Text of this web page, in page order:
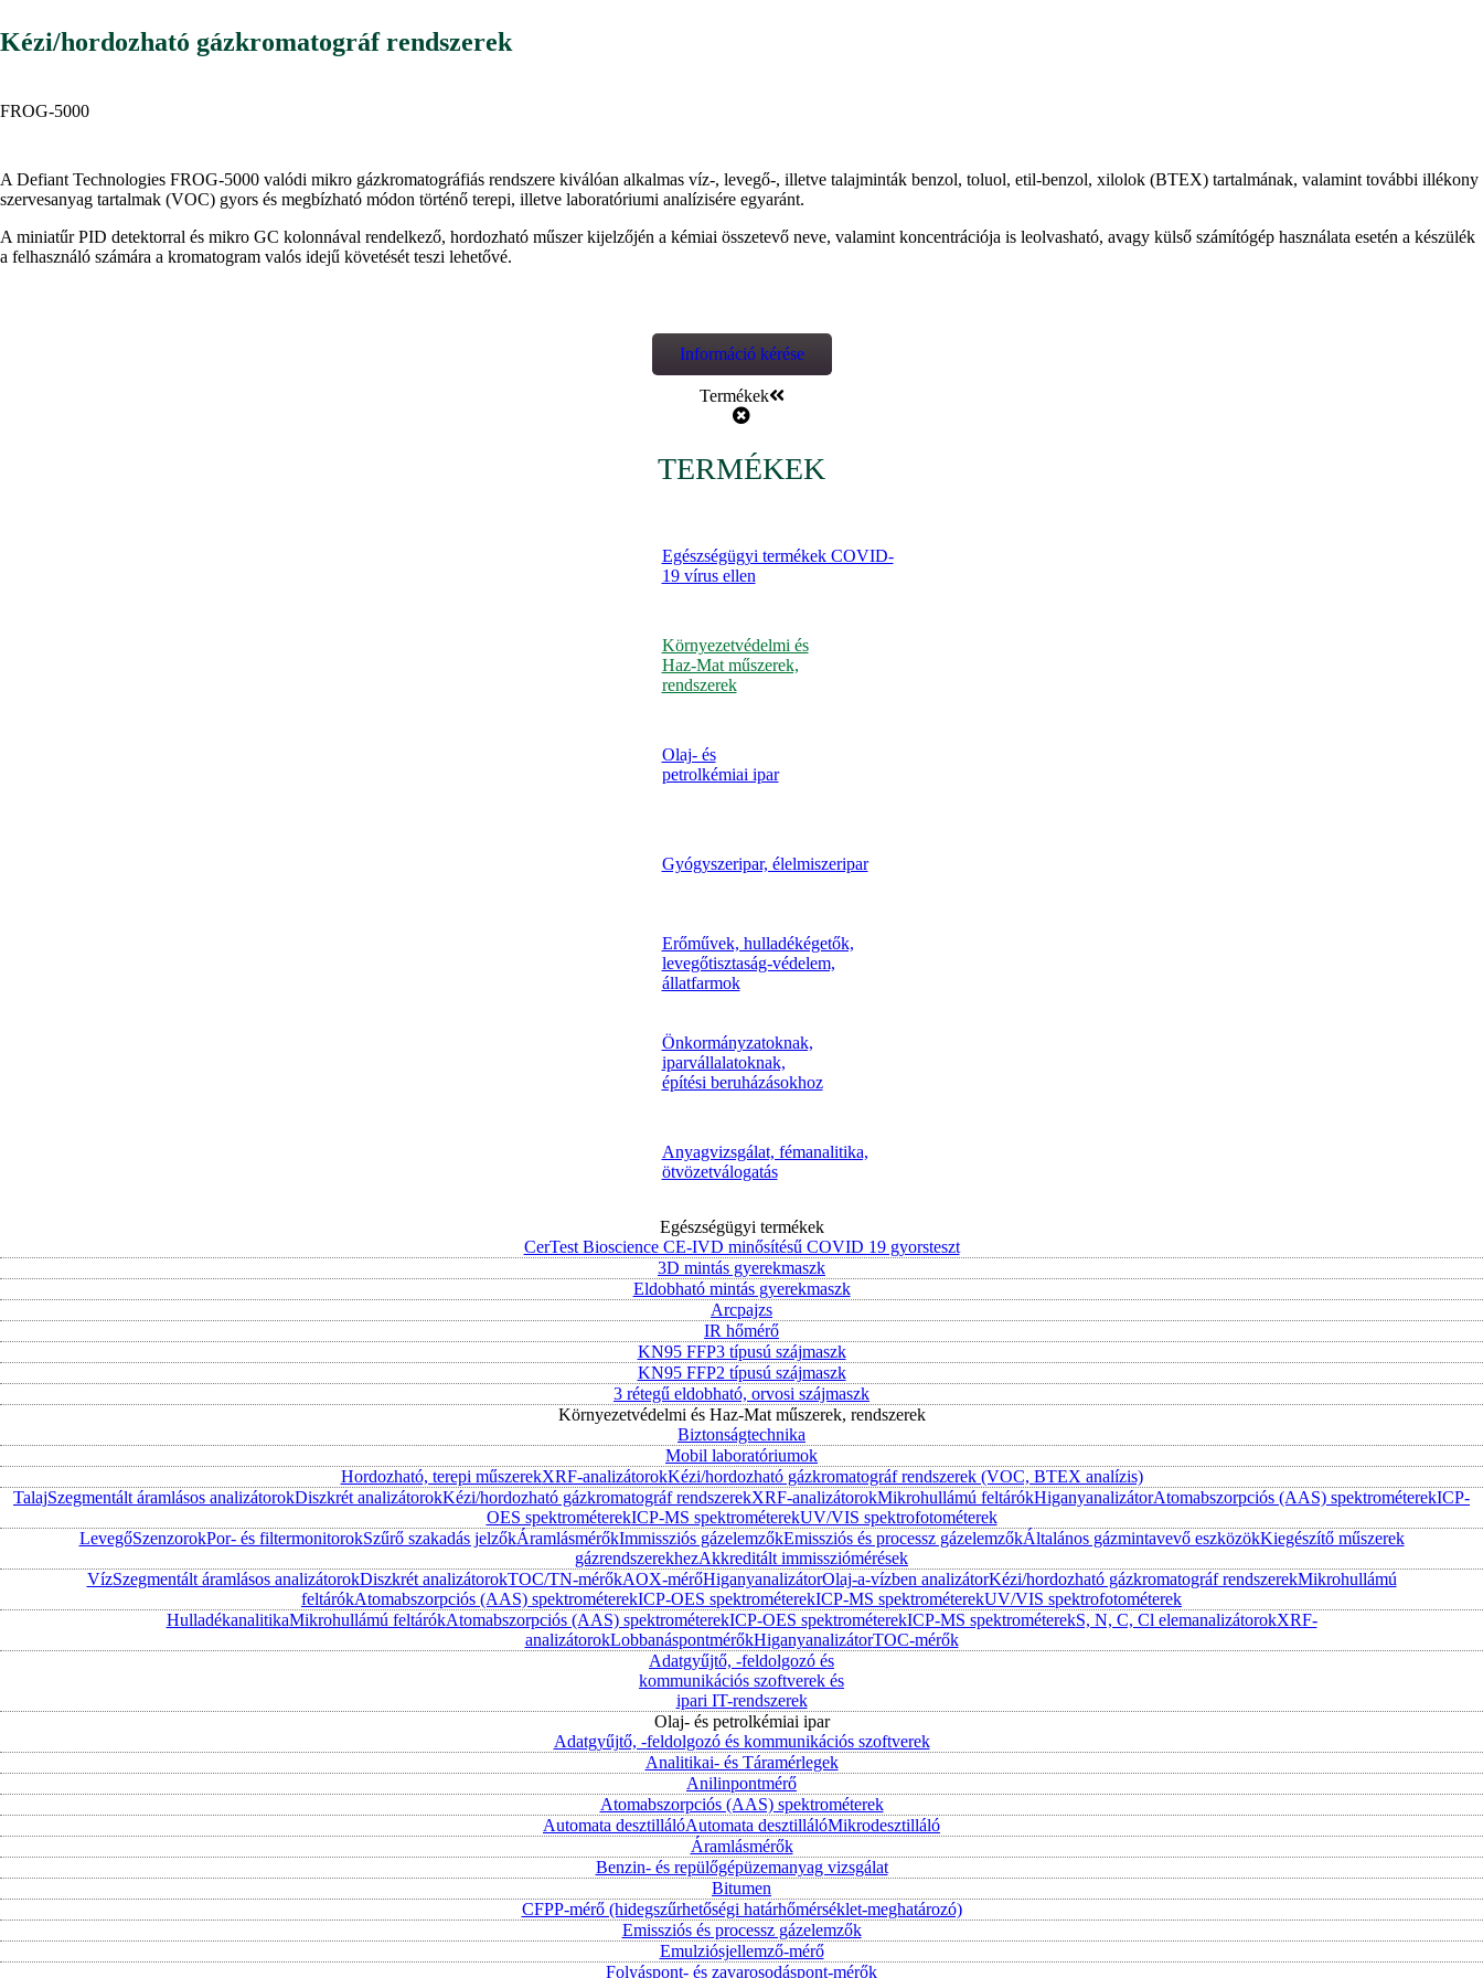
Kézi/hordozható gázkromatográf rendszerek
FROG-5000
A Defiant Technologies FROG-5000 valódi mikro gázkromatográfiás rendszere kiválóan alkalmas víz-, levegő-, illetve talajminták benzol, toluol, etil-benzol, xilolok (BTEX) tartalmának, valamint további illékony
szervesanyag tartalmak (VOC) gyors és megbízható módon történő terepi, illetve laboratóriumi analízisére egyaránt.
A miniatűr PID detektorral és mikro GC kolonnával rendelkező, hordozható műszer kijelzőjén a kémiai összetevő neve, valamint koncentrációja is leolvasható, avagy külső számítógép használata esetén a készülék
a felhasználó számára a kromatogram valós idejű követését teszi lehetővé.
Információ kérése
Termékek
TERMÉKEK
Egészségügyi termékek COVID-
19 vírus ellen
Környezetvédelmi és
Haz-Mat műszerek,
rendszerek
Olaj- és
petrolkémiai ipar
Gyógyszeripar, élelmiszeripar
Erőművek, hulladékégetők,
levegőtisztaság-védelem,
állatfarmok
Önkormányzatoknak,
iparvállalatoknak,
építési beruházásokhoz
Anyagvizsgálat, fémanalitika,
ötvözetválogatás
Egészségügyi termékek
CerTest Bioscience CE-IVD minősítésű COVID 19 gyorsteszt
3D mintás gyerekmaszk
Eldobható mintás gyerekmaszk
Arcpajzs
IR hőmérő
KN95 FFP3 típusú szájmaszk
KN95 FFP2 típusú szájmaszk
3 rétegű eldobható, orvosi szájmaszk
Környezetvédelmi és Haz-Mat műszerek, rendszerek
Biztonságtechnika
Mobil laboratóriumok
Hordozható, terepi műszerekXRF-analizátorokKézi/hordozható gázkromatográf rendszerek (VOC, BTEX analízis)
TalajSzegmentált áramlásos analizátorokDiszkrét analizátorokKézi/hordozható gázkromatográf rendszerekXRF-analizátorokMikrohullámú feltárókHiganyanalizátorAtomabszorpciós (AAS) spektrométerekICP-
OES spektrométerekICP-MS spektrométerekUV/VIS spektrofotométerek
LevegőSzenzorokPor- és filtermonitorokSzűrő szakadás jelzőkÁramlásmérőkImmissziós gázelemzőkEmissziós és processz gázelemzőkÁltalános gázmintavevő eszközökKiegészítő műszerek
gázrendszerekhezAkkreditált immissziómérések
VízSzegmentált áramlásos analizátorokDiszkrét analizátorokTOC/TN-mérőkAOX-mérőHiganyanalizátorOlaj-a-vízben analizátorKézi/hordozható gázkromatográf rendszerekMikrohullámú
feltárókAtomabszorpciós (AAS) spektrométerekICP-OES spektrométerekICP-MS spektrométerekUV/VIS spektrofotométerek
HulladékanalitikaMikrohullámú feltárókAtomabszorpciós (AAS) spektrométerekICP-OES spektrométerekICP-MS spektrométerekS, N, C, Cl elemanalizátorokXRF-
analizátorokLobbanáspontmérőkHiganyanalizátorTOC-mérők
Adatgyűjtő, -feldolgozó és
kommunikációs szoftverek és
ipari IT-rendszerek
Olaj- és petrolkémiai ipar
Adatgyűjtő, -feldolgozó és kommunikációs szoftverek
Analitikai- és Táramérlegek
Anilinpontmérő
Atomabszorpciós (AAS) spektrométerek
Automata desztillálóAutomata desztillálóMikrodesztilláló
Áramlásmérők
Benzin- és repülőgépüzemanyag vizsgálat
Bitumen
CFPP-mérő (hidegszűrhetőségi határhőmérséklet-meghatározó)
Emissziós és processz gázelemzők
Emulziósjellemző-mérő
Folyáspont- és zavarosodáspont-mérők